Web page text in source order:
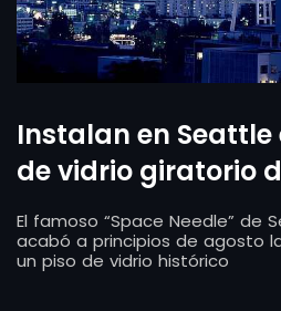
Instalan en
de vidrio giratorio
El famoso “Space Needle” de
acabó a principios de agosto
un piso de vidrio histórico